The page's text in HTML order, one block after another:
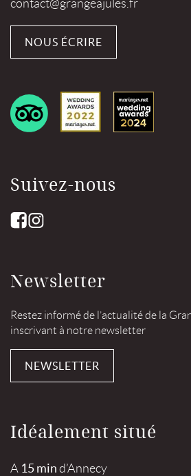
contact@grangeajules.fr
NOUS ÉCRIRE
Suivez-nous
Newsletter
Restez informé de l’actualité de la
inscrivant à notre newsletter
NEWSLETTER
Idéalement situé
A 15 min d’Annecy